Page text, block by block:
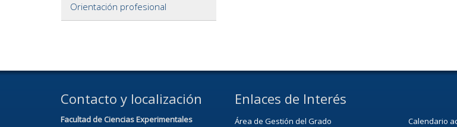
Orientación profesional
Contacto y localización
Facultad de Ciencias Experimentales
Enlaces de Interés
Área de Gestión del Grado
Calendario